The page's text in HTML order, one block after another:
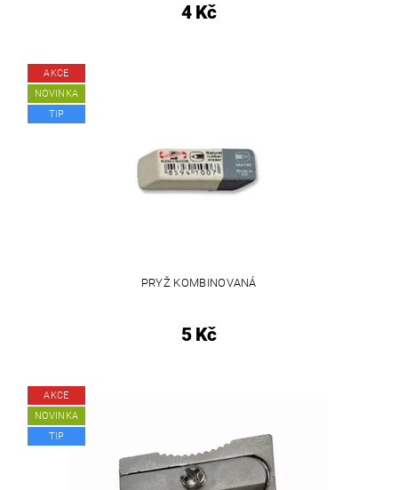
4 Kč
AKCE
NOVINKA
TIP
PRYŽ KOMBINOVANÁ
5 Kč
AKCE
NOVINKA
TIP